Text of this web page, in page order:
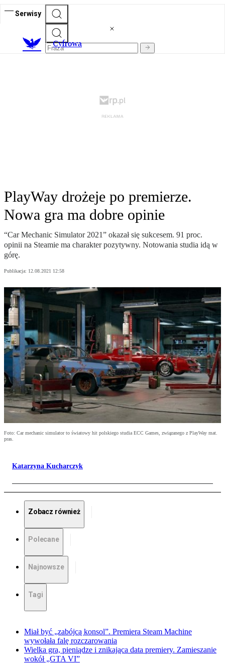
Serwisy
Cyfrowa
PlayWay drożeje po premierze.
Nowa gra ma dobre opinie
“Car Mechanic Simulator 2021” okazał się sukcesem. 91 proc.
opinii na Steamie ma charakter pozytywny. Notowania studia idą w
górę.
Publikacja: 12.08.2021 12:58
Foto: Car mechanic simulator to światowy hit polskiego studia ECC Games, związanego z PlayWay mat.
pras.
Katarzyna Kucharczyk
Zobacz również
Polecane
Najnowsze
Tagi
Miał być „zabójcą konsol”. Premiera Steam Machine
wywołała falę rozczarowania
Wielka gra, pieniądze i znikająca data premiery. Zamieszanie
wokół „GTA VI”